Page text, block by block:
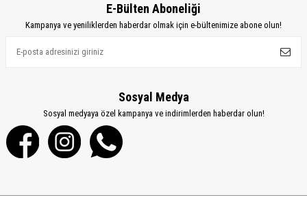
E-Bülten Aboneliği
Kampanya ve yeniliklerden haberdar olmak için e-bültenimize abone olun!
Sosyal Medya
Sosyal medyaya özel kampanya ve indirimlerden haberdar olun!